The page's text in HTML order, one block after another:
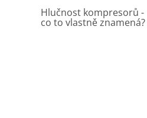
Hlučnost kompresorů -
co to vlastně znamená?